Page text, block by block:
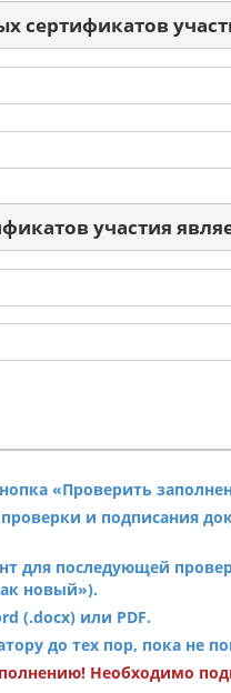
сертификатов
участия
«Проверить
и подписания
для последующей
новый»).
(.docx) или PDF.
до тех пор, пока не
Необходимо